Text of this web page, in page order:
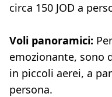
circa 150 JOD a
Voli panoramici:
emozionante, sono
in piccoli aerei, a
persona.